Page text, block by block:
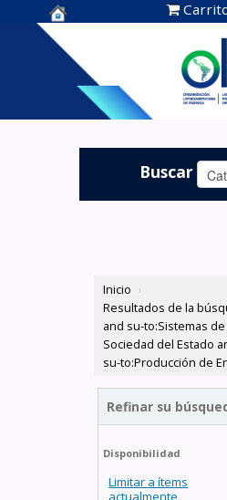
Centro de
Documentación
OLADE -
Buscar
Inicio ›
Resultados de la
and su-to:Sistemas
Sociedad del Estado
su-to:Producción de
Refinar su
Disponibilidad
Limitar a ítems
actualmente